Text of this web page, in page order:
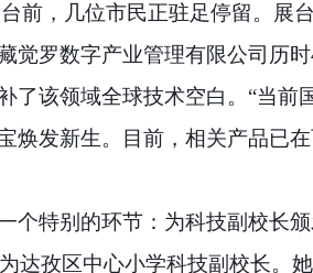
台前，几位市民正驻足停留。
觉罗数字产业管理有限公司历
了该领域全球技术空白。“当
焕发新生。目前，相关产品已
个特别的环节：为科技副校长
达孜区中心小学科技副校长。